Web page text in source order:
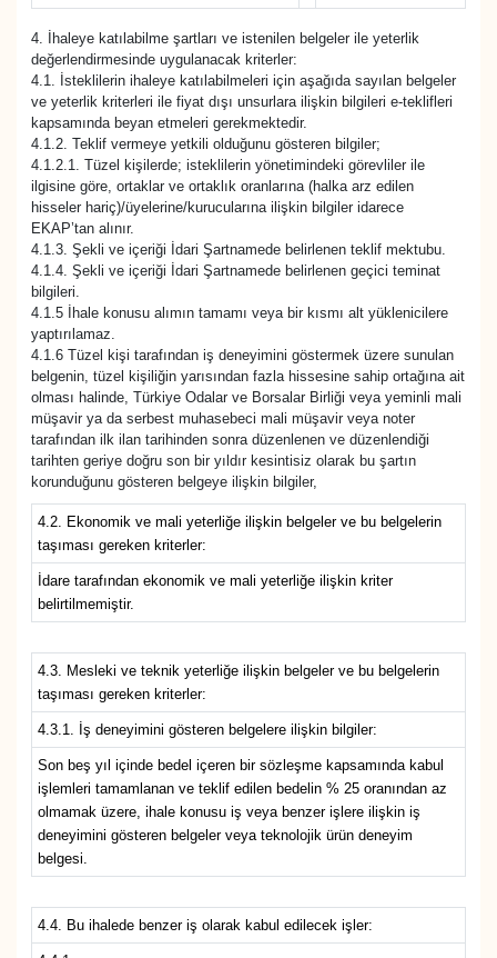
4. İhaleye katılabilme şartları ve istenilen belgeler ile yeterlik
değerlendirmesinde uygulanacak kriterler:
4.1. İsteklilerin ihaleye katılabilmeleri için aşağıda sayılan belgeler
ve yeterlik kriterleri ile fiyat dışı unsurlara ilişkin bilgileri e-teklifleri
kapsamında beyan etmeleri gerekmektedir.
4.1.2. Teklif vermeye yetkili olduğunu gösteren bilgiler;
4.1.2.1. Tüzel kişilerde; isteklilerin yönetimindeki görevliler ile
ilgisine göre, ortaklar ve ortaklık oranlarına (halka arz edilen
hisseler hariç)/üyelerine/kurucularına ilişkin bilgiler idarece
EKAP’tan alınır.
4.1.3. Şekli ve içeriği İdari Şartnamede belirlenen teklif mektubu.
4.1.4. Şekli ve içeriği İdari Şartnamede belirlenen geçici teminat
bilgileri.
4.1.5 İhale konusu alımın tamamı veya bir kısmı alt yüklenicilere
yaptırılamaz.
4.1.6 Tüzel kişi tarafından iş deneyimini göstermek üzere sunulan
belgenin, tüzel kişiliğin yarısından fazla hissesine sahip ortağına ait
olması halinde, Türkiye Odalar ve Borsalar Birliği veya yeminli mali
müşavir ya da serbest muhasebeci mali müşavir veya noter
tarafından ilk ilan tarihinden sonra düzenlenen ve düzenlendiği
tarihten geriye doğru son bir yıldır kesintisiz olarak bu şartın
korunduğunu gösteren belgeye ilişkin bilgiler,
4.2. Ekonomik ve mali yeterliğe ilişkin belgeler ve bu belgelerin
taşıması gereken kriterler:
İdare tarafından ekonomik ve mali yeterliğe ilişkin kriter
belirtilmemiştir.
4.3. Mesleki ve teknik yeterliğe ilişkin belgeler ve bu belgelerin
taşıması gereken kriterler:
4.3.1. İş deneyimini gösteren belgelere ilişkin bilgiler:
Son beş yıl içinde bedel içeren bir sözleşme kapsamında kabul
işlemleri tamamlanan ve teklif edilen bedelin % 25 oranından az
olmamak üzere, ihale konusu iş veya benzer işlere ilişkin iş
deneyimini gösteren belgeler veya teknolojik ürün deneyim
belgesi.
4.4. Bu ihalede benzer iş olarak kabul edilecek işler: